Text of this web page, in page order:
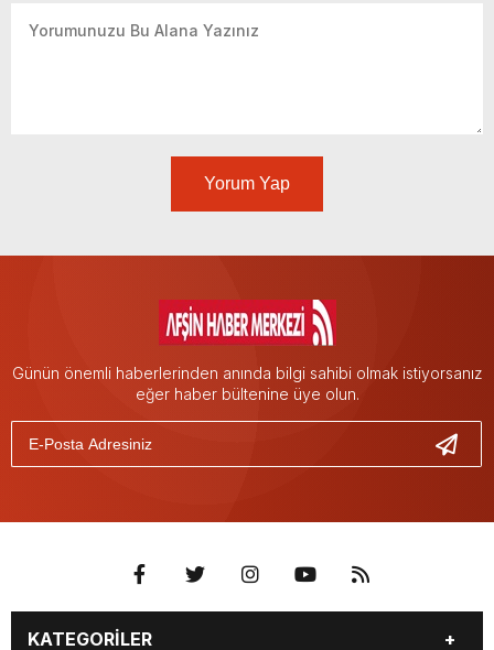
Yorum Yap
Günün önemli haberlerinden anında bilgi sahibi olmak istiyorsanız
eğer haber bültenine üye olun.
KATEGORİLER